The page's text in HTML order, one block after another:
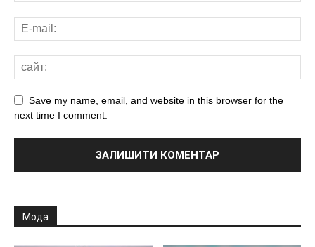
Save my name, email, and website in this browser for the
next time I comment.
Мода